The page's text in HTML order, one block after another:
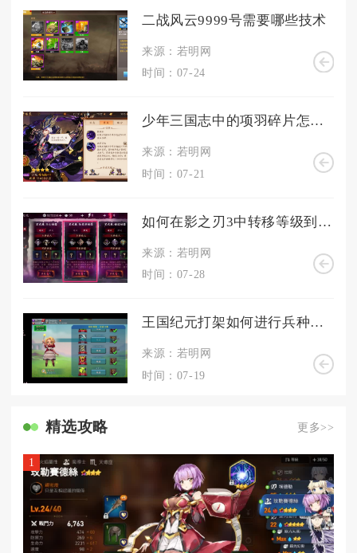
二战风云9999号需要哪些技术
来源：若明网
时间：07-24
少年三国志中的项羽碎片怎么获取
来源：若明网
时间：07-21
如何在影之刃3中转移等级到其他角色身上
来源：若明网
时间：07-28
王国纪元打架如何进行兵种的选择和培养
来源：若明网
时间：07-19
精选攻略 更多>>
1